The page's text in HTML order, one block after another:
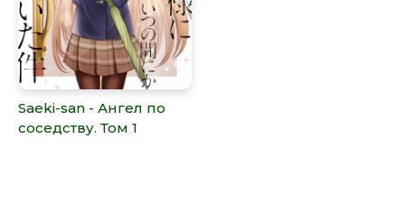
Saeki-san - Ангел по
соседству. Том 1